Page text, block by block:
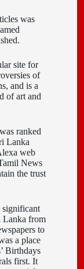
was
site for
of
and is a
of art and
ranked
Lanka
web
News
the trust
significant
Lanka from
to
a place
Birthdays
first. It